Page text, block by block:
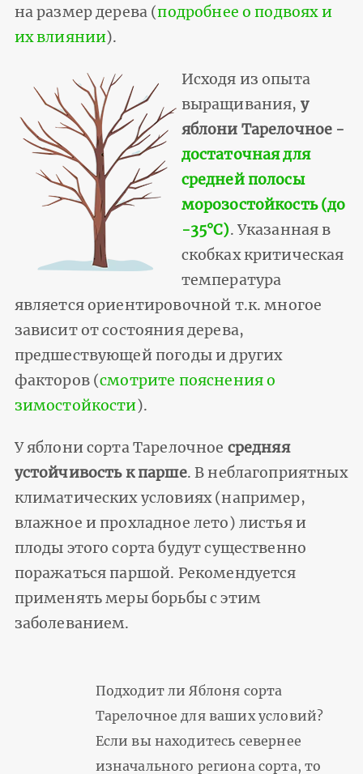
на размер дерева (подробнее о подвоях и
их влиянии).
Исходя из опыта
выращивания, у
яблони Тарелочное -
достаточная для
средней полосы
морозостойкость (до
-35°С). Указанная в
скобках критическая
температура
является ориентировочной т.к. многое
зависит от состояния дерева,
предшествующей погоды и других
факторов (смотрите пояснения о
зимостойкости).
У яблони сорта Тарелочное средняя
устойчивость к парше. В неблагоприятных
климатических условиях (например,
влажное и прохладное лето) листья и
плоды этого сорта будут существенно
поражаться паршой. Рекомендуется
применять меры борьбы с этим
заболеванием.
Подходит ли Яблоня сорта
Тарелочное для ваших условий?
Если вы находитесь севернее
изначального региона сорта, то